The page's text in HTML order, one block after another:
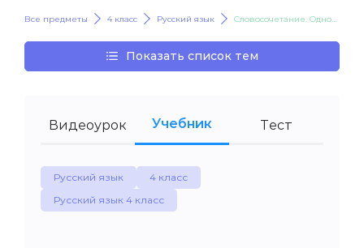
Все предметы 4 класс Русский язык Словосочетание. Однородные члены предложения. Знаки препинания
Показать список тем
Видеоурок Учебник Тест
Русский язык
4 класс
Русский язык 4 класс